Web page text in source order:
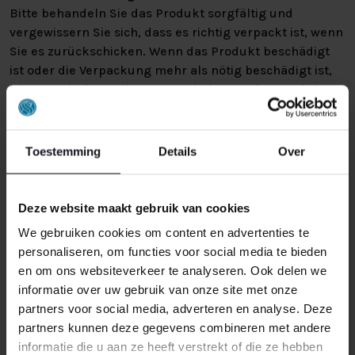
Toestemming Details Over
Deze website maakt gebruik van cookies
We gebruiken cookies om content en advertenties te
personaliseren, om functies voor social media te bieden
en om ons websiteverkeer te analyseren. Ook delen we
informatie over uw gebruik van onze site met onze
partners voor social media, adverteren en analyse. Deze
partners kunnen deze gegevens combineren met andere
informatie die u aan ze heeft verstrekt of die ze hebben
Bitte behandeln Sie das Produkt sorgfältig und
vergewissern Sie sich, dass es richtig verpackt ist, wenn
Sie es zurückschicken. Wenn das Produkt beschädigt
ist oder die Verpackung mehr als nötig beschädigt ist,
können wir Ihnen diese Wertminderung des Produkts
in Rechnung stellen.
ÄHNLICHE PRODUKTE
AUSSTELLUNGSRAUM MAASTRICHT